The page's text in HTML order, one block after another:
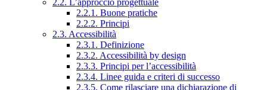
2.2.1. Buone pratiche
2.2.2. Principi
2.3. Accessibilità
2.3.1. Definizione
2.3.2. Accessibilità by design
2.3.3. Principi per l’accessibilità
2.3.4. Linee guida e criteri di successo
2.3.5. Come rilasciare una dichiarazione di